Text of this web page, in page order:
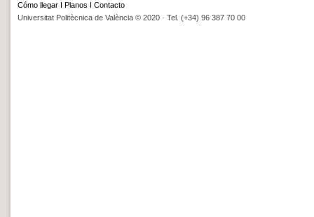
Cómo llegar I Planos I Contacto
Universitat Politècnica de València © 2020 · Tel. (+34) 96 387 70 00